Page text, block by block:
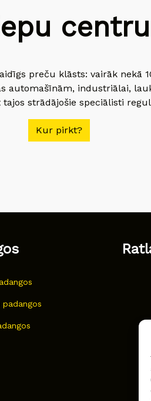
preču klāsts: vairāk
automašīnām, industriālai,
strādājošie speciālisti
Kur pirkt?
padangos